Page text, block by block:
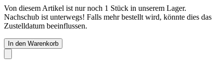
Von diesem Artikel ist nur noch 1 Stück in unserem Lager.
Nachschub ist unterwegs! Falls mehr bestellt wird, könnte dies das
Zustelldatum beeinflussen.
In den Warenkorb